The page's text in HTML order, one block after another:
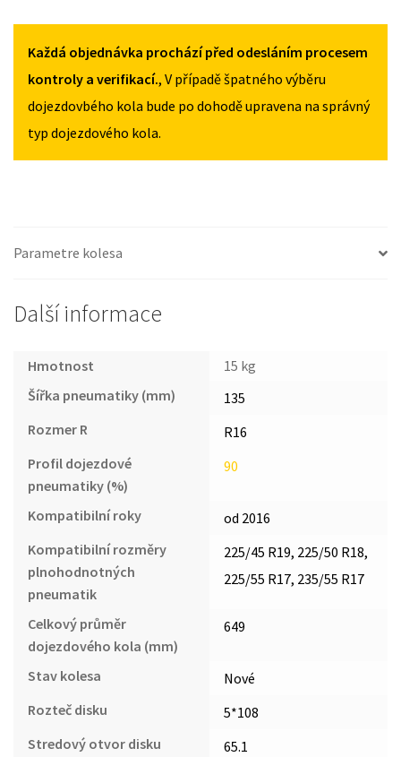
SPACETOURER
OD
2016
MNOŽSTVÍ
Každá objednávka prochází před odesláním procesem
kontroly a verifikací., V případě špatného výběru
dojezdovbého kola bude po dohodě upravena na správný
typ dojezdového kola.
Parametre kolesa
Další informace
Hmotnost
15 kg
Šířka pneumatiky (mm)
135
Rozmer R
R16
Profil dojezdové
pneumatiky (%)
90
Kompatibilní roky
od 2016
Kompatibilní rozměry
plnohodnotných
pneumatik
225/45 R19, 225/50 R18,
225/55 R17, 235/55 R17
Celkový průměr
dojezdového kola (mm)
649
Stav kolesa
Nové
Rozteč disku
5*108
Stredový otvor disku
65.1